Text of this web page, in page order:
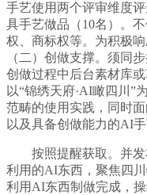
手艺使用两个评审维度
具手艺做品（10名）。
权、商标权等。为积极响
（二）创做支撑。须同
创做过程中后台素材库
以“锦绣天府·AI瞰四川”
范畴的使用实践，同时
以及具备创做能力的AI手
按照提醒获取。并发
利用的AI东西，聚焦四
利用AI东西制做完成，